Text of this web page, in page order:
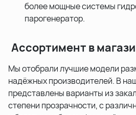
более мощные системы
парогенератор.
Ассортимент в
Мы отобрали лучшие модели
надёжных производителей. В
представлены варианты из
степени прозрачности, с